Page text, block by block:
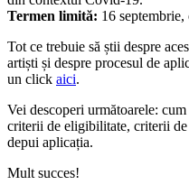
Termen limită: 16
Tot ce trebuie să știi despre
artiști și despre procesul de
un click aici.
Vei descoperi următoarele:
criterii de eligibilitate, criterii de
depui aplicația.
Mult succes!